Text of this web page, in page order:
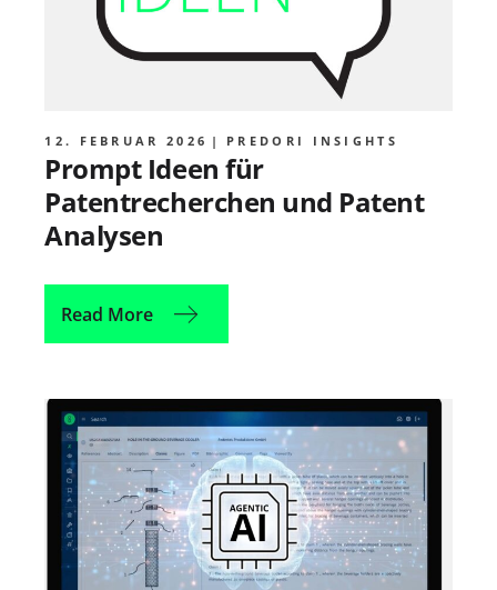
12. FEBRUAR 2026 PREDORI INSIGHTS
Prompt Ideen für
Patentrecherchen und Patent
Analysen
Read More